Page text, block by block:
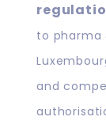
to pharma
and